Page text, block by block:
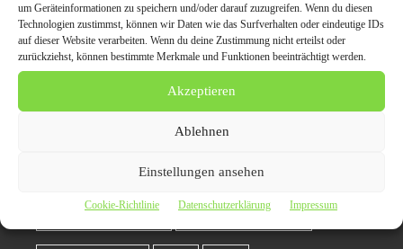
um Geräteinformationen zu speichern und/oder darauf zuzugreifen. Wenn du diesen
Technologien zustimmst, können wir Daten wie das Surfverhalten oder eindeutige IDs
auf dieser Website verarbeiten. Wenn du deine Zustimmung nicht erteilst oder
zurückziehst, können bestimmte Merkmale und Funktionen beeinträchtigt werden.
Akzeptieren
Ablehnen
Einstellungen ansehen
Cookie-Richtlinie Datenschutzerklärung Impressum
Altmetall Aluminium autoentsorgung
Autoverschrottung Kupfer metall
Schrott Schrottabholung
Schrottdemontage Schrottentsorgung